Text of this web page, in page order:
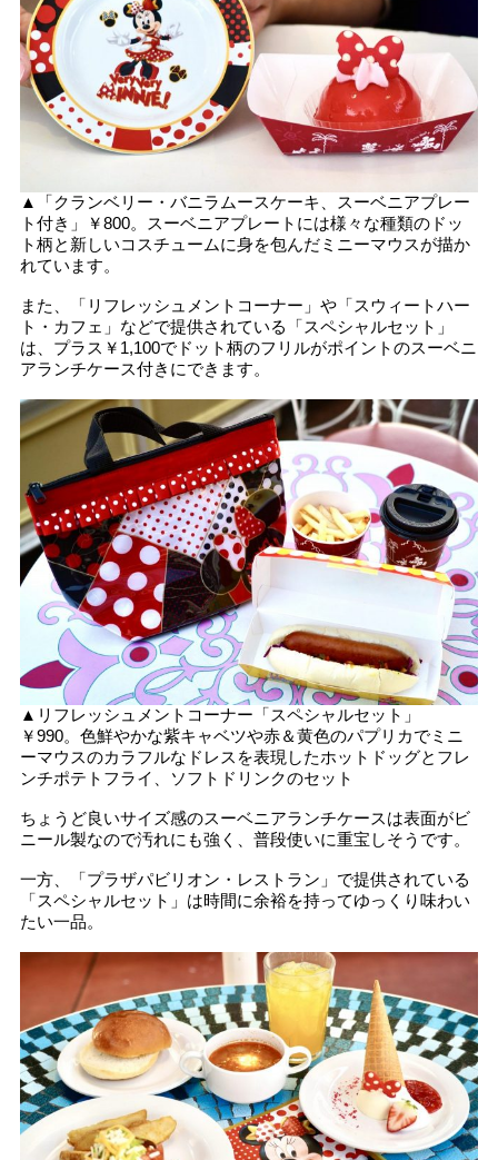
▲「クランベリー・バニラムースケーキ、スーベニアプレー
ト付き」￥800。スーベニアプレートには様々な種類のドッ
ト柄と新しいコスチュームに身を包んだミニーマウスが描か
れています。
また、「リフレッシュメントコーナー」や「スウィートハー
ト・カフェ」などで提供されている「スペシャルセット」
は、プラス￥1,100でドット柄のフリルがポイントのスーベニ
アランチケース付きにできます。
▲リフレッシュメントコーナー「スペシャルセット」
￥990。色鮮やかな紫キャベツや赤＆黄色のパプリカでミニ
ーマウスのカラフルなドレスを表現したホットドッグとフレ
ンチポテトフライ、ソフトドリンクのセット
ちょうど良いサイズ感のスーベニアランチケースは表面がビ
ニール製なので汚れにも強く、普段使いに重宝しそうです。
一方、「プラザパビリオン・レストラン」で提供されている
「スペシャルセット」は時間に余裕を持ってゆっくり味わい
たい一品。